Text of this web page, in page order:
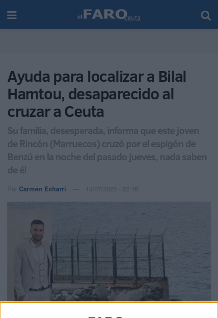
Ayuda para localizar a Bilal
Hamtou, desaparecido al
cruzar a Ceuta
Su familia, desesperada, informa que este joven
de Rincón (Marruecos) cruzó por el espigón de
Benzú en la noche del pasado jueves, nada saben
de él
Por Carmen Echarri 14/07/2025 - 22:15